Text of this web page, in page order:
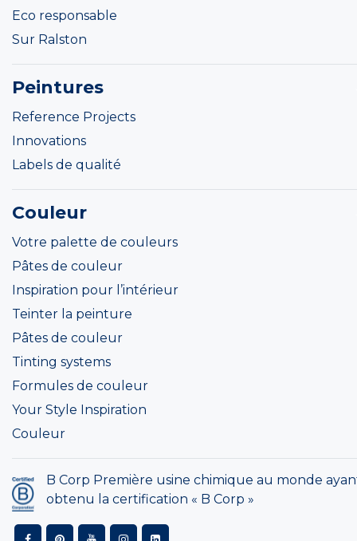
Eco responsable
Sur Ralston
Peintures
Reference Projects
Innovations
Labels de qualité
Couleur
Votre palette de couleurs
Pâtes de couleur
Inspiration pour l’intérieur
Teinter la peinture
Pâtes de couleur
Tinting systems
Formules de couleur
Your Style Inspiration
Couleur
B Corp Première usine chimique au monde
obtenu la certification « B Corp »